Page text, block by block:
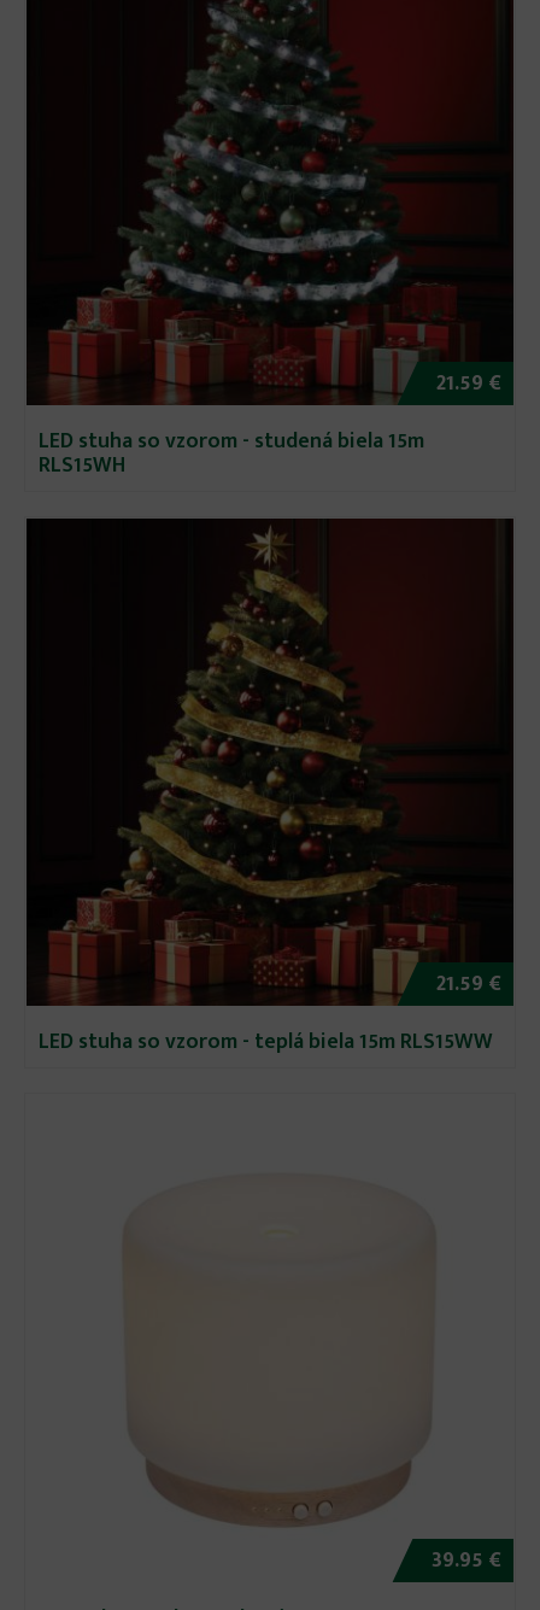
21.59 €
LED stuha so vzorom - studená biela 15m
RLS15WH
21.59 €
LED stuha so vzorom - teplá biela 15m RLS15WW
39.95 €